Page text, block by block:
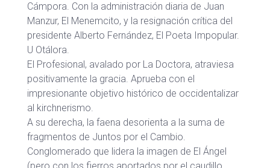
Cámpora. Con la administración diaria de Juan
Manzur, El Menemcito, y la resignación crítica del
presidente Alberto Fernández, El Poeta Impopular.
U Otálora.
El Profesional, avalado por La Doctora, atraviesa
positivamente la gracia. Aprueba con el
impresionante objetivo histórico de occidentalizar
al kirchnerismo.
A su derecha, la faena desorienta a la suma de
fragmentos de Juntos por el Cambio.
Conglomerado que lidera la imagen de El Ángel